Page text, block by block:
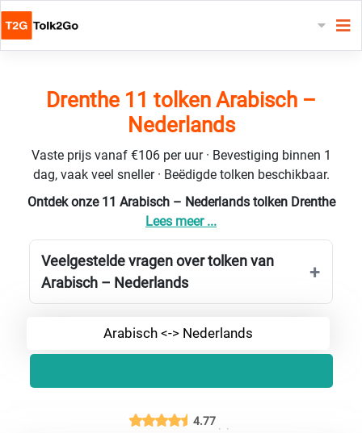
Drenthe 11 tolken Arabisch –
Nederlands
Vaste prijs vanaf €106 per uur · Bevestiging binnen 1
dag, vaak veel sneller · Beëdigde tolken beschikbaar.
Ontdek onze 11 Arabisch – Nederlands tolken Drenthe
Lees meer ...
Veelgestelde vragen over tolken van
Arabisch – Nederlands
Arabisch <-> Nederlands
4.77